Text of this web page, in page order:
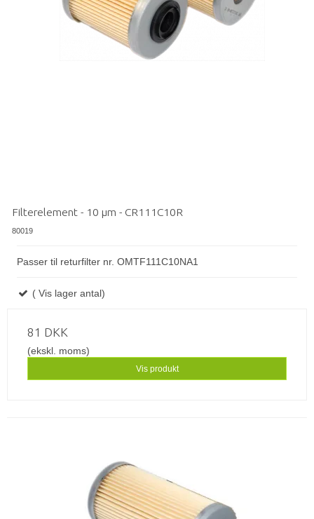
Filterelement - 10 µm - CR111C10R
80019
Passer til returfilter nr. OMTF111C10NA1
( Vis lager antal)
81 DKK
(ekskl. moms)
Vis produkt